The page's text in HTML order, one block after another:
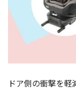
ドア側の衝撃を